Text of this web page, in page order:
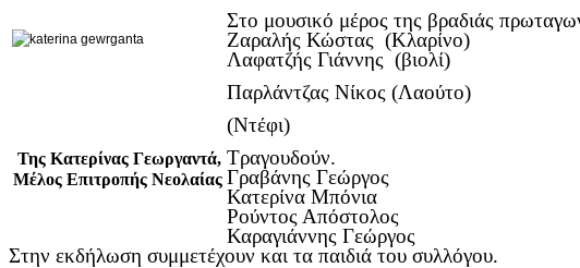
Της Κατερίνας Γεωργαντά,
Μέλος Επιτροπής Νεολαίας
Στο μουσικό μέρος της βραδιάς
Ζαραλής Κώστας (Κλαρίνο)
Λαφατζής Γιάννης (βιολί)
Παρλάντζας Νίκος (Λαούτο)
(Ντέφι)
Τραγουδούν.
Γραβάνης Γεώργος
Κατερίνα Μπόνια
Ρούντος Απόστολος
Καραγιάννης Γεώργος
Στην εκδήλωση συμμετέχουν και τα παιδιά του συλλόγου.